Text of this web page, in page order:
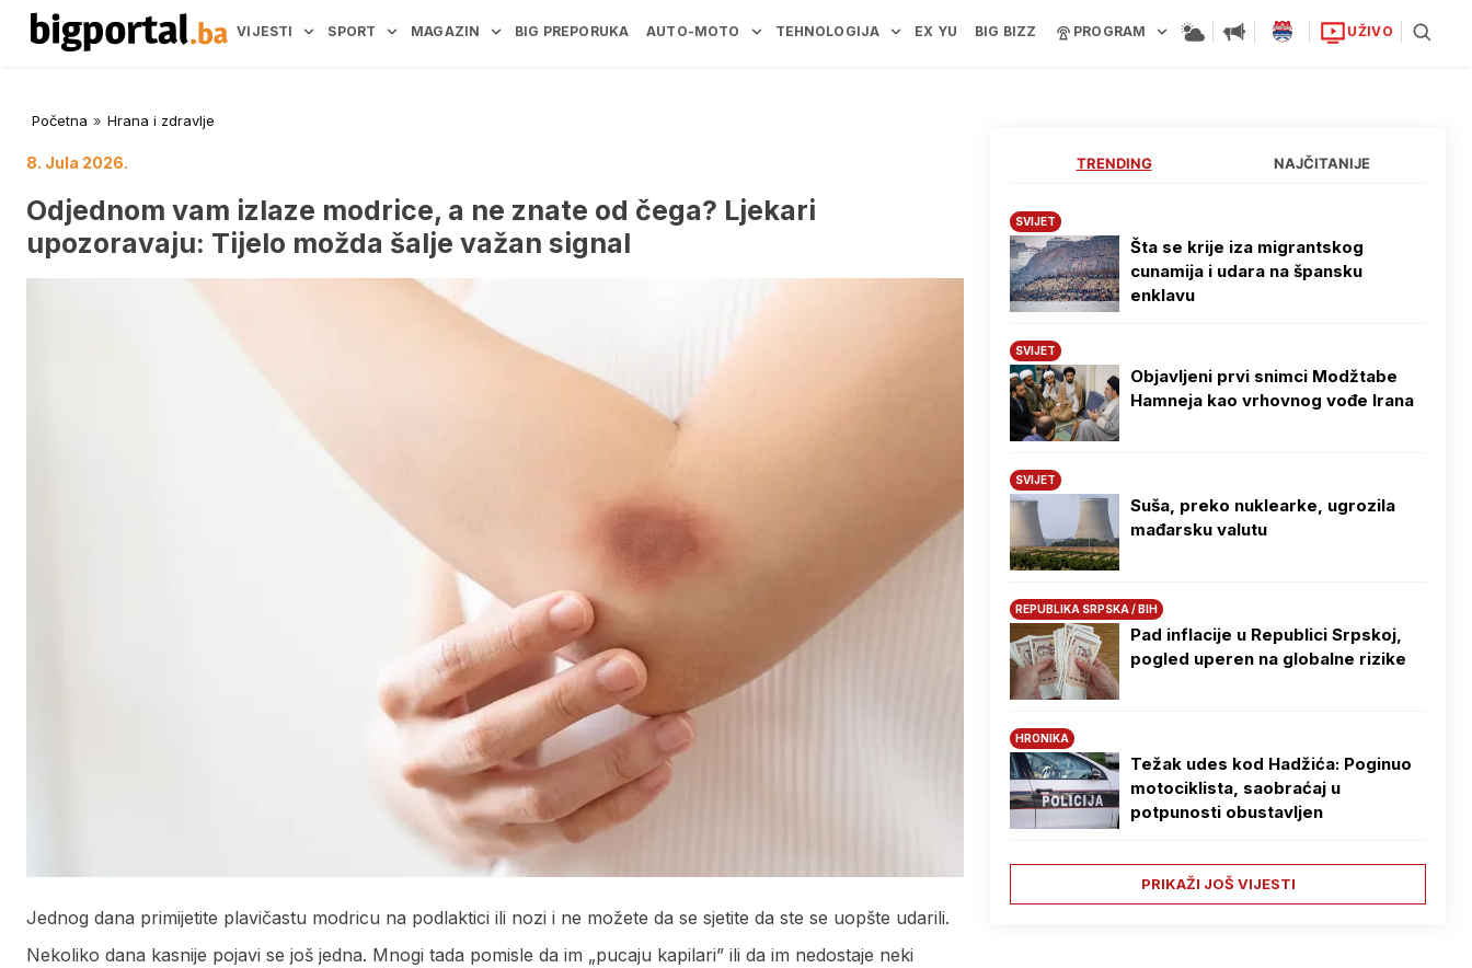
VIJESTI SPORT MAGAZIN BIG PREPORUKA AUTO-MOTO TEHNOLOGIJA EX YU BIG BIZZ PROGRAM UŽIVO
Početna » Hrana i zdravlje
8. Jula 2026.
Odjednom vam izlaze modrice, a ne znate od čega? Ljekari
upozoravaju: Tijelo možda šalje važan signal
Jednog dana primijetite plavičastu modricu na podlaktici ili nozi i ne možete da se sjetite da ste se uopšte udarili.
Nekoliko dana kasnije pojavi se još jedna. Mnogi tada pomisle da im „pucaju kapilari” ili da im nedostaje neki
TRENDING NAJČITANIJE
SVIJET
Šta se krije iza migrantskog
cunamija i udara na špansku
enklavu
SVIJET
Objavljeni prvi snimci Modžtabe
Hamneja kao vrhovnog vođe Irana
SVIJET
Suša, preko nuklearke, ugrozila
mađarsku valutu
REPUBLIKA SRPSKA / BIH
Pad inflacije u Republici Srpskoj,
pogled uperen na globalne rizike
HRONIKA
Težak udes kod Hadžića: Poginuo
motociklista, saobraćaj u
potpunosti obustavljen
PRIKAŽI JOŠ VIJESTI